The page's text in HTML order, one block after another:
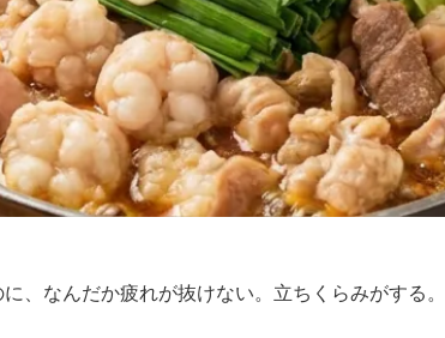
、なんだか疲れが抜けない。立ちくらみがする